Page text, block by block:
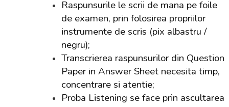
Raspunsurile le scrii de mana pe foile
de examen, prin folosirea propriilor
instrumente de scris (pix albastru /
negru);
Transcrierea raspunsurilor din Question
Paper in Answer Sheet necesita timp,
concentrare si atentie;
Proba Listening se face prin ascultarea